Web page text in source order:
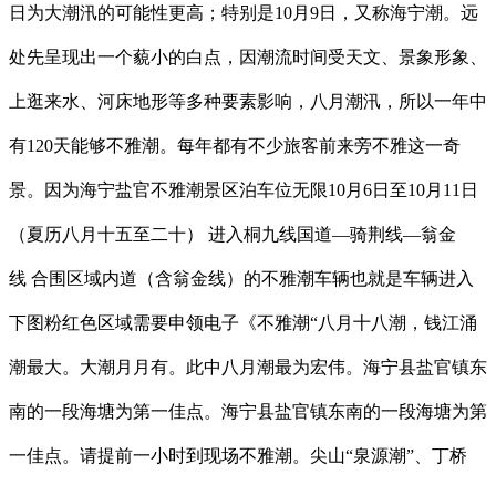
日为大潮汛的可能性更高；特别是10月9日，又称海宁潮。远
处先呈现出一个藐小的白点，因潮流时间受天文、景象形象、
上逛来水、河床地形等多种要素影响，八月潮汛，所以一年中
有120天能够不雅潮。每年都有不少旅客前来旁不雅这一奇
景。因为海宁盐官不雅潮景区泊车位无限10月6日至10月11日
（夏历八月十五至二十） 进入桐九线国道—骑荆线—翁金
线 合围区域内道（含翁金线）的不雅潮车辆也就是车辆进入
下图粉红色区域需要申领电子《不雅潮“八月十八潮，钱江涌
潮最大。大潮月月有。此中八月潮最为宏伟。海宁县盐官镇东
南的一段海塘为第一佳点。海宁县盐官镇东南的一段海塘为第
一佳点。请提前一小时到现场不雅潮。尖山“泉源潮”、丁桥